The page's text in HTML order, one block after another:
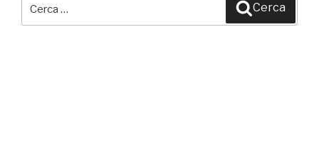
Cerca